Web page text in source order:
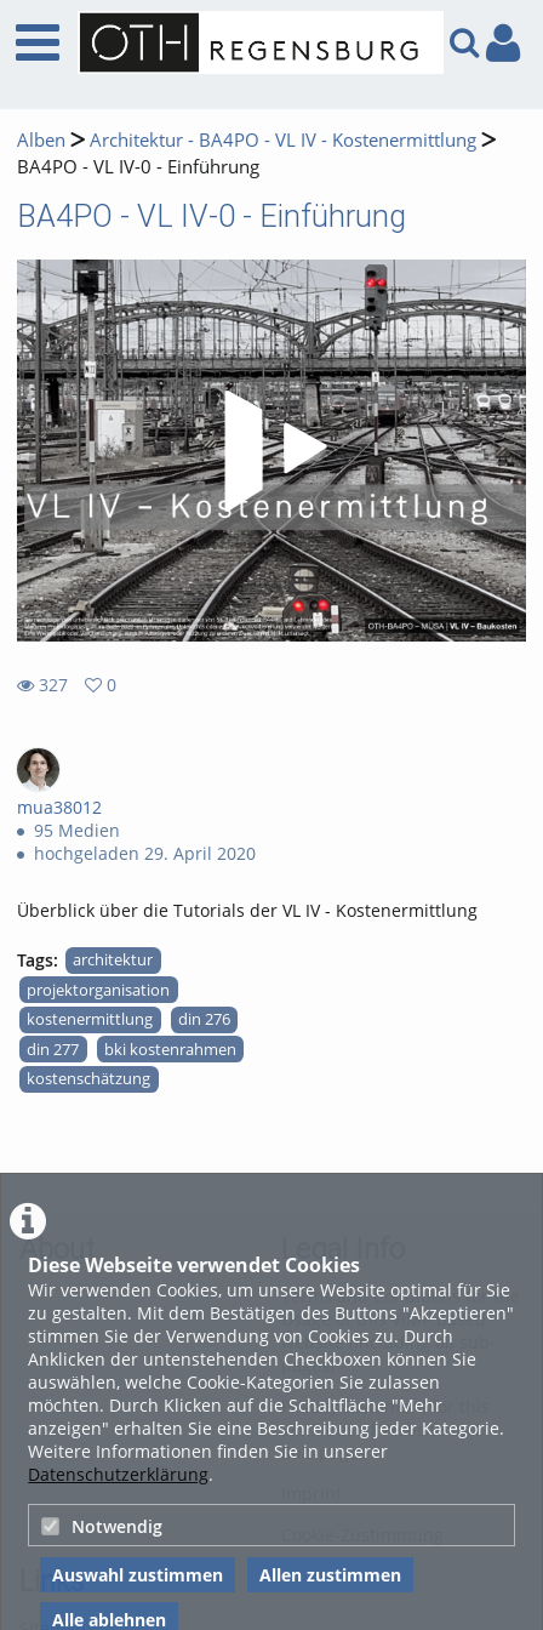
Diese Webseite verwendet Cookies
Wir verwenden Cookies, um unsere Website optimal für Sie
zu gestalten. Mit dem Bestätigen des Buttons "Akzeptieren"
stimmen Sie der Verwendung von Cookies zu. Durch
Anklicken der untenstehenden Checkboxen können Sie
auswählen, welche Cookie-Kategorien Sie zulassen
möchten. Durch Klicken auf die Schaltfläche "Mehr
anzeigen" erhalten Sie eine Beschreibung jeder Kategorie.
Weitere Informationen finden Sie in unserer
Datenschutzerklärung.
Notwendig
Auswahl zustimmen
Allen zustimmen
Alle ablehnen
Alben
Architektur - BA4PO - VL IV - Kostenermittlung
BA4PO - VL IV-0 - Einführung
BA4PO - VL IV-0 - Einführung
327
0
mua38012
95 Medien
hochgeladen 29. April 2020
Überblick über die Tutorials der VL IV - Kostenermittlung
Tags:
architektur
projektorganisation
kostenermittlung
din 276
din 277
bki kostenrahmen
kostenschätzung
About Legal Info
Terms and Conditions for the
Usage of this ViMP based
website (including all sub-
pages)
Privacy Statement for this
ViMP based Website incl.
Sub-pages
Links